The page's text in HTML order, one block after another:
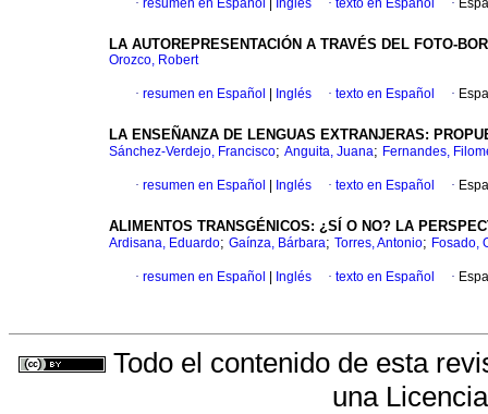
· resumen en Español Inglés · texto en Español ·
LA AUTOREPRESENTACIÓN A TRAVÉS DEL FOTO-
Orozco, Robert
· resumen en Español Inglés · texto en Español ·
LA ENSEÑANZA DE LENGUAS EXTRANJERAS:
Sánchez-Verdejo, Francisco; Anguita, Juana; Fernandes,
· resumen en Español Inglés · texto en Español ·
ALIMENTOS TRANSGÉNICOS: ¿SÍ O NO? LA
Ardisana, Eduardo; Gaínza, Bárbara; Torres, Antonio; Fosado,
· resumen en Español Inglés · texto en Español ·
Todo el contenido de esta
una